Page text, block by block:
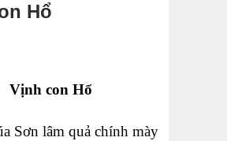
Hổ
Vịnh con Hổ
Sơn lâm quả chính mày